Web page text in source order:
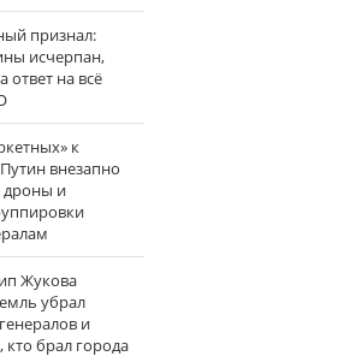
признал:
исчерпан,
ответ на всё
к
внезапно
дроны и
Жукова
убрал
и
кто брал города